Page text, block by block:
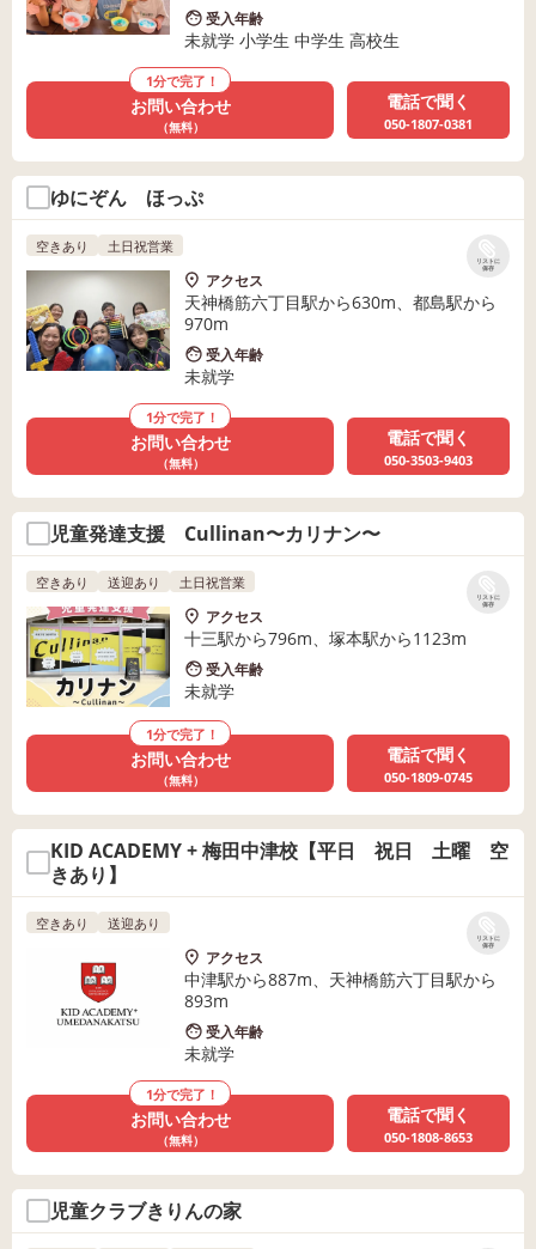
受入年齢
未就学 小学生 中学生 高校生
1分で完了！
お問い合わせ
（無料）
電話で聞く
050-1807-0381
ゆにぞん ほっぷ
リストに
保存
空きあり 土日祝営業
アクセス
天神橋筋六丁目駅から630m、都島駅から
970m
受入年齢
未就学
1分で完了！
お問い合わせ
（無料）
電話で聞く
050-3503-9403
児童発達支援 Cullinan〜カリナン〜
リストに
保存
空きあり 送迎あり 土日祝営業
アクセス
十三駅から796m、塚本駅から1123m
受入年齢
未就学
1分で完了！
お問い合わせ
（無料）
電話で聞く
050-1809-0745
KID ACADEMY + 梅田中津校【平日 祝日 土曜 空
きあり】
リストに
保存
空きあり 送迎あり
アクセス
中津駅から887m、天神橋筋六丁目駅から
893m
受入年齢
未就学
1分で完了！
お問い合わせ
（無料）
電話で聞く
050-1808-8653
児童クラブきりんの家